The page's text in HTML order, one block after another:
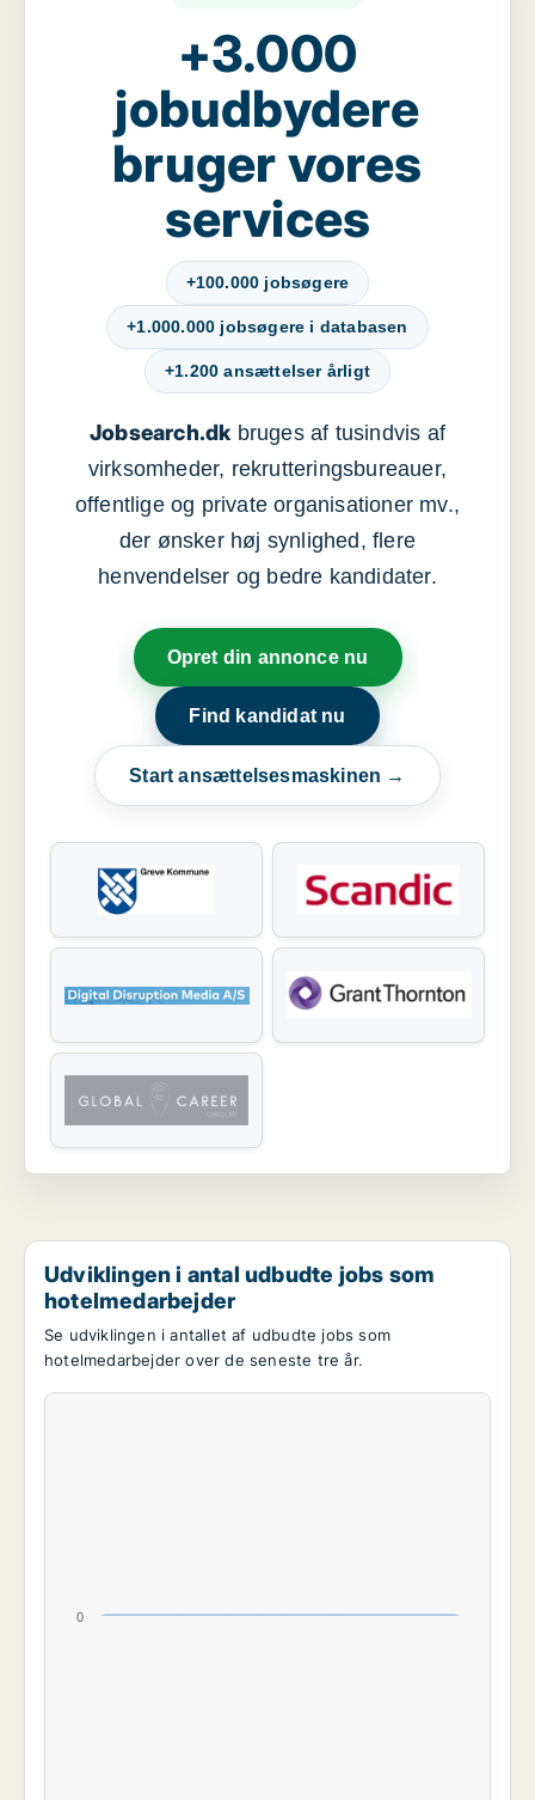
+3.000
jobudbydere
bruger vores
services
+100.000 jobsøgere
+1.000.000 jobsøgere i databasen
+1.200 ansættelser årligt
Jobsearch.dkbruges af tusindvis af
virksomheder, rekrutteringsbureauer,
offentlige og private organisationer mv.,
der ønsker høj synlighed, flere
henvendelser og bedre kandidater.
Opret din annonce nu
Find kandidat nu
Start ansættelsesmaskinen →
Udviklingen i antal udbudte jobs som
hotelmedarbejder
Se udviklingen i antallet af udbudte jobs som
hotelmedarbejder over de seneste tre år.
0